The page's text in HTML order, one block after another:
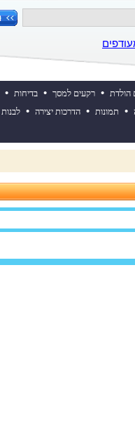
הולדת • רקעים למסך • בדיחות •
• תמונות • הדרכות יצירה •